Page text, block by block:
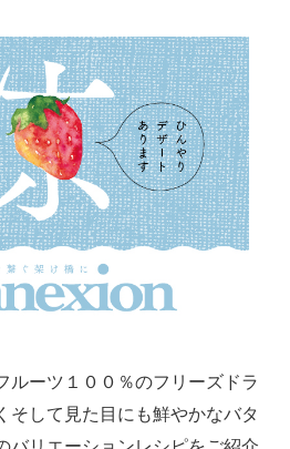
ルーツ１００％のフリーズドラ
そして見た目にも鮮やかなバタ